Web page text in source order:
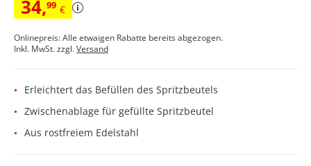
34,99 €
Onlinepreis: Alle etwaigen Rabatte bereits abgezogen.
Inkl. MwSt. zzgl.Versand
Erleichtert das Befüllen des Spritzbeutels
Zwischenablage für gefüllte Spritzbeutel
Aus rostfreiem Edelstahl